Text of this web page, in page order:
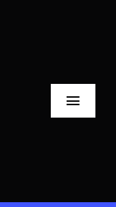
Toggle